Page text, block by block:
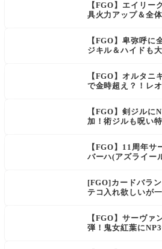
【FGO】エイリー
具火力アップ＆全
【FGO】卑弥呼に
ジキル＆ハイドも
【FGO】オルタニ
で金時超え？！レ
【FGO】剣ジルに
加！術ジルも呪い
【FGO】11周年サ
バーハ(アズライー
[FGO]カードバラ
テコ入れ欲しいが
【FGO】サーヴァ
弾！鬼女紅葉に